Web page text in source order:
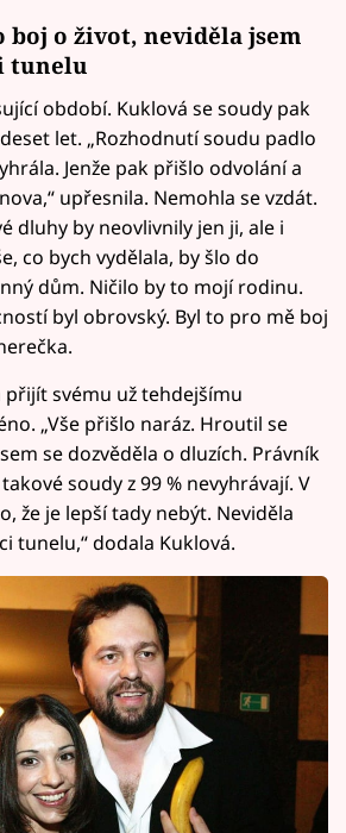
boj o život, neviděla jsem
tunelu
období. Kuklová se soudy pak
let. „Rozhodnutí soudu padlo
Jenže pak přišlo odvolání a
upřesnila. Nemohla se vzdát.
dluhy by neovlivnily jen ji, ale i
co bych vydělala, by šlo do
dům. Ničilo by to mojí rodinu.
byl obrovský. Byl to pro mě boj
svému už tehdejšímu
„Vše přišlo naráz. Hroutil se
se dozvěděla o dluzích. Právník
soudy z 99 % nevyhrávají. V
že je lepší tady nebýt. Neviděla
tunelu,“ dodala Kuklová.